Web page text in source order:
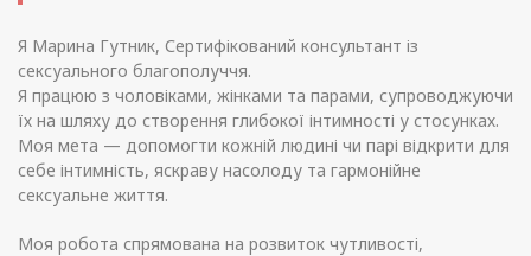
Я Марина Гутник, Сертифікований консультант із
сексуального благополуччя.
Я працюю з чоловіками, жінками та парами, супроводжуючи
їх на шляху до створення глибокої інтимності у стосунках.
Моя мета — допомогти кожній людині чи парі відкрити для
себе інтимність, яскраву насолоду та гармонійне
сексуальне життя.
Моя робота спрямована на розвиток чутливості,